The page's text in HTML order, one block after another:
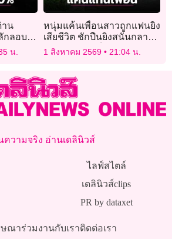
าน
กลอบ
น.
หนุ่มแค้นเพื่อนสาวถูกแฟนยิง
เสียชีวิต ชักปืนยิงสนั่นกลาง
งานศพดับ 1-เจ็บ 2
1 สิงหาคม 2569 21:04 น.
ความจริง อ่านเดลินิวส์
ไลฟ์สไตล์
เดลินิวส์clips
PR by dataxet
ษณาร่วมงานกับเราติดต่อเรา